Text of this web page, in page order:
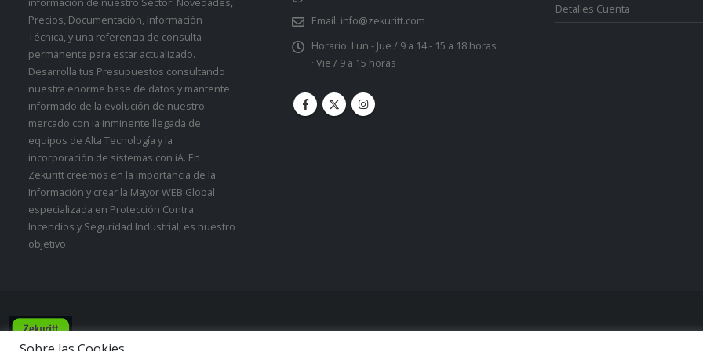
Precios, Documentación, Información
Técnica, y una referencia de consulta
permanente para estar actualizado.
Desarrolla tus Presupuestos consultando
nuestra enorme base de datos y mantente
informado de la evolución de nuestro
mercado con la inminente llegada de
equipos de Alta Tecnología y la
incorporación de sistemas con iA. En
Zekuritt creemos en la importancia de la
Información y crear la Mayor WEB Global
especializada en Protección Contra
Incendios y Seguridad Industrial, es nuestro
objetivo.
Email: info@zekuritt.com
Horario: Lun - Jue / 9 a 14 - 15 a 18 horas
· Vie / 9 a 15 horas
Detalles Cuenta
Zekuritt TM; Copyright 2021. Derechos Reservados.